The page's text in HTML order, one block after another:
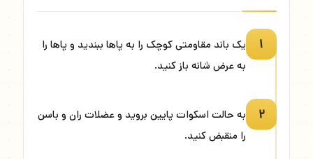
۱
یک باند مقاومتی کوچک را به پاها ببندید و پاها را
به عرض شانه باز کنید.
۲
به حالت اسکوات پایین بروید و عضلات ران و باسن
را منقبض کنید.